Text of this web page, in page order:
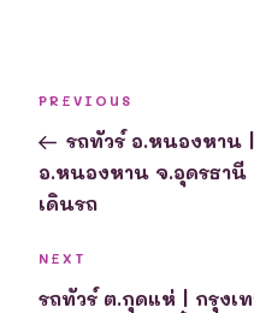
Previous
Post
PREVIOUS
รถทัวร์ อ.หนองหาน
อ.หนองหาน จ.อุดรธานี
เดินรถ
Next
Post
NEXT
รถทัวร์ ต.กุดแห่ | กรุง